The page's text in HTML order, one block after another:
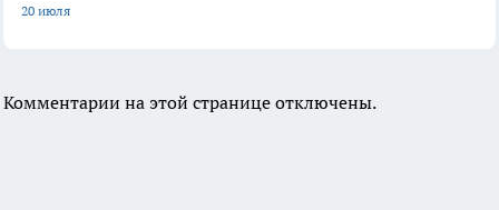
20 июля
Комментарии на этой странице отключены.